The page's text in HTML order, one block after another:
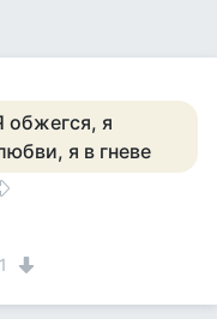
обжегся, я
я в гневе
1